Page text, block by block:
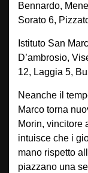
Bennardo,
Sorato 6,
Istituto San
D’ambrosio,
12, Laggia 5,
Neanche il
Marco torna
Morin, vincitore
intuisce che i
mano rispetto
piazzano una